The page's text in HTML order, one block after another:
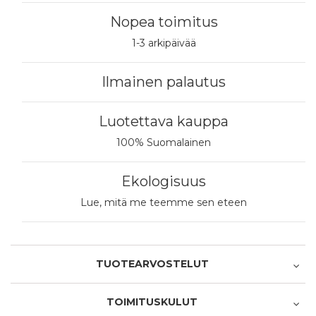
Nopea toimitus
1-3 arkipäivää
Ilmainen palautus
Luotettava kauppa
100% Suomalainen
Ekologisuus
Lue, mitä me teemme sen eteen
TUOTEARVOSTELUT
TOIMITUSKULUT